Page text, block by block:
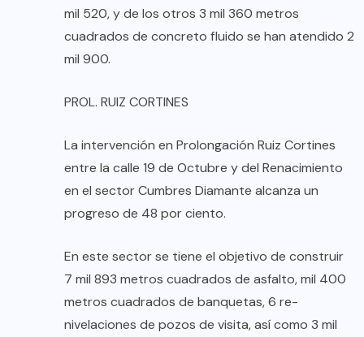
mil 520, y de los otros 3 mil 360 metros
cuadrados de concreto fluido se han atendido 2
mil 900.
PROL. RUIZ CORTINES
La intervención en Prolongación Ruiz Cortines
entre la calle 19 de Octubre y del Renacimiento
en el sector Cumbres Diamante alcanza un
progreso de 48 por ciento.
En este sector se tiene el objetivo de construir
7 mil 893 metros cuadrados de asfalto, mil 400
metros cuadrados de banquetas, 6 re-
nivelaciones de pozos de visita, así como 3 mil